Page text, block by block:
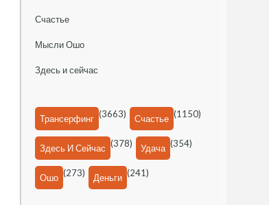
Счастье
Мысли Ошо
Здесь и сейчас
Трансерфинг (3663) Счастье (1150)
Здесь И Сейчас (378) Удача (354)
Ошо (273) Деньги (241)